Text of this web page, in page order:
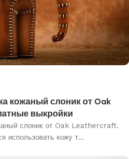
кожаный слоник от Oak
выкройки
слоник от Oak Leathercraft.
использовать кожу т...